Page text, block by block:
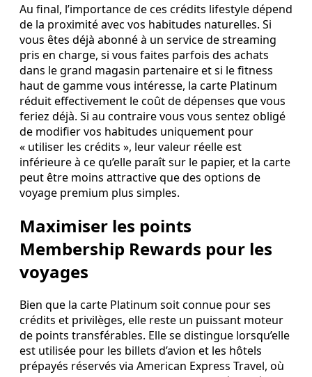
Au final, l’importance de ces crédits lifestyle dépend
de la proximité avec vos habitudes naturelles. Si
vous êtes déjà abonné à un service de streaming
pris en charge, si vous faites parfois des achats
dans le grand magasin partenaire et si le fitness
haut de gamme vous intéresse, la carte Platinum
réduit effectivement le coût de dépenses que vous
feriez déjà. Si au contraire vous vous sentez obligé
de modifier vos habitudes uniquement pour
« utiliser les crédits », leur valeur réelle est
inférieure à ce qu’elle paraît sur le papier, et la carte
peut être moins attractive que des options de
voyage premium plus simples.
Maximiser les points
Membership Rewards pour les
voyages
Bien que la carte Platinum soit connue pour ses
crédits et privilèges, elle reste un puissant moteur
de points transférables. Elle se distingue lorsqu’elle
est utilisée pour les billets d’avion et les hôtels
prépayés réservés via American Express Travel, où